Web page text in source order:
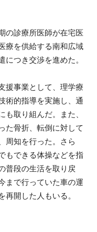
の診療所医師が在宅医
療を供給する南和広域
につき交渉を進めた。
援事業として、理学療
術的指導を実施し、通
も取り組んだ。また、
た骨折、転倒に対して
周知を行った。さら
もできる体操などを指
普段の生活を取り戻
まで行っていた車の運
再開した人もいる。